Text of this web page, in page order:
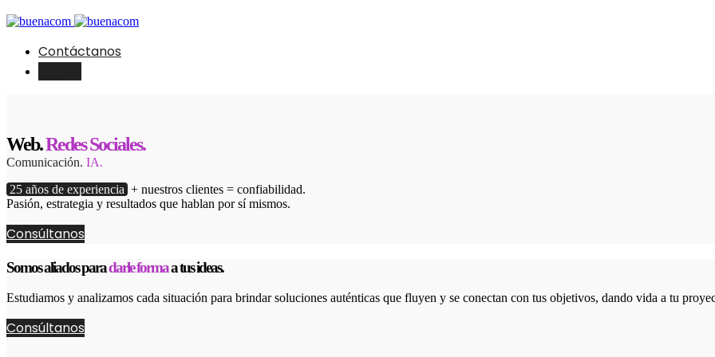
Contáctanos
Web.Redes Sociales.
Comunicación. IA.
25 años de experiencia + nuestros clientes = confiabilidad.
Pasión, estrategia y resultados que hablan por sí mismos.
Consúltanos
Somos aliados paradarle formaa tus ideas.
Estudiamos y analizamos cada situación para brindar soluciones auténticas que fluyen y se conectan con tus objetivos, dando vida a tu
Consúltanos